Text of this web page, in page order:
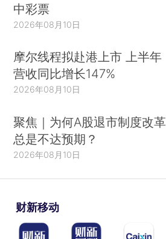
中彩票
2026年08月10日
摩尔线程拟赴港上市 上半年
营收同比增长147%
2026年08月10日
聚焦｜为何A股退市制度改革
总是不达预期？
2026年08月10日
财新移动